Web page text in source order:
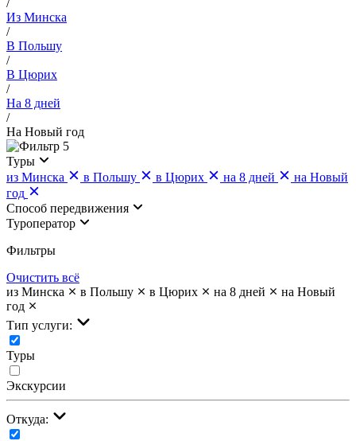
Из Минска
/
В Польшу
/
В Цюрих
/
На 8 дней
/
На Новый год
5
Туры
из Минска
в Польшу в Цюрих на 8 дней
на Новый
год
Cпособ передвижения
Туроператор
Фильтры
Очистить всё
из Минска
в Польшу в Цюрих на 8 дней
на Новый
год
Тип услуги:
Туры
Экскурсии
Откуда: